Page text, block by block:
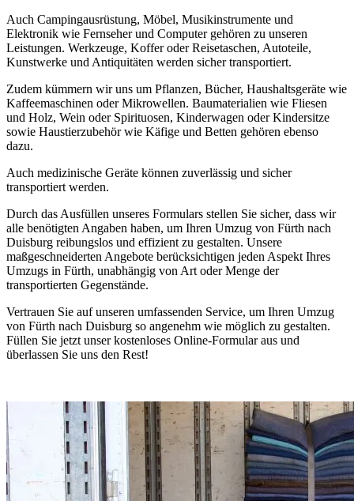
Auch Campingausrüstung, Möbel, Musikinstrumente und
Elektronik wie Fernseher und Computer gehören zu unseren
Leistungen. Werkzeuge, Koffer oder Reisetaschen, Autoteile,
Kunstwerke und Antiquitäten werden sicher transportiert.
Zudem kümmern wir uns um Pflanzen, Bücher, Haushaltsgeräte wie
Kaffeemaschinen oder Mikrowellen. Baumaterialien wie Fliesen
und Holz, Wein oder Spirituosen, Kinderwagen oder Kindersitze
sowie Haustierzubehör wie Käfige und Betten gehören ebenso
dazu.
Auch medizinische Geräte können zuverlässig und sicher
transportiert werden.
Durch das Ausfüllen unseres Formulars stellen Sie sicher, dass wir
alle benötigten Angaben haben, um Ihren Umzug von Fürth nach
Duisburg reibungslos und effizient zu gestalten. Unsere
maßgeschneiderten Angebote berücksichtigen jeden Aspekt Ihres
Umzugs in Fürth, unabhängig von Art oder Menge der
transportierten Gegenstände.
Vertrauen Sie auf unseren umfassenden Service, um Ihren Umzug
von Fürth nach Duisburg so angenehm wie möglich zu gestalten.
Füllen Sie jetzt unser kostenloses Online-Formular aus und
überlassen Sie uns den Rest!